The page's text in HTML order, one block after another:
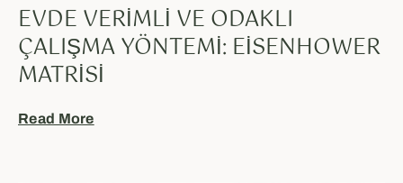
EVDE VERIMLI VE ODAKLI
ÇALIŞMA YÖNTEMI: EISENHOWER
MATRISI
Read More